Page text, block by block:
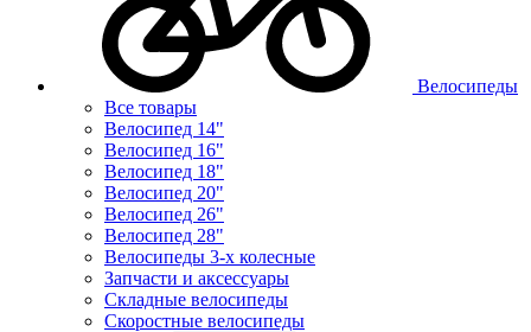
Велосипеды
Все товары
Велосипед 14"
Велосипед 16"
Велосипед 18"
Велосипед 20"
Велосипед 26"
Велосипед 28"
Велосипеды 3-х колесные
Запчасти и аксессуары
Складные велосипеды
Скоростные велосипеды